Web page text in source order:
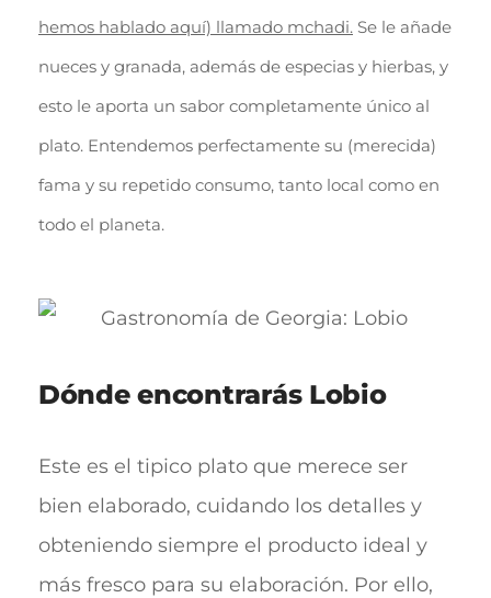
hemos hablado aquí) llamado mchadi. Se le añade
nueces y granada, además de especias y hierbas, y
esto le aporta un sabor completamente único al
plato. Entendemos perfectamente su (merecida)
fama y su repetido consumo, tanto local como en
todo el planeta.
Dónde encontrarás Lobio
Este es el tipico plato que merece ser
bien elaborado, cuidando los detalles y
obteniendo siempre el producto ideal y
más fresco para su elaboración. Por ello,